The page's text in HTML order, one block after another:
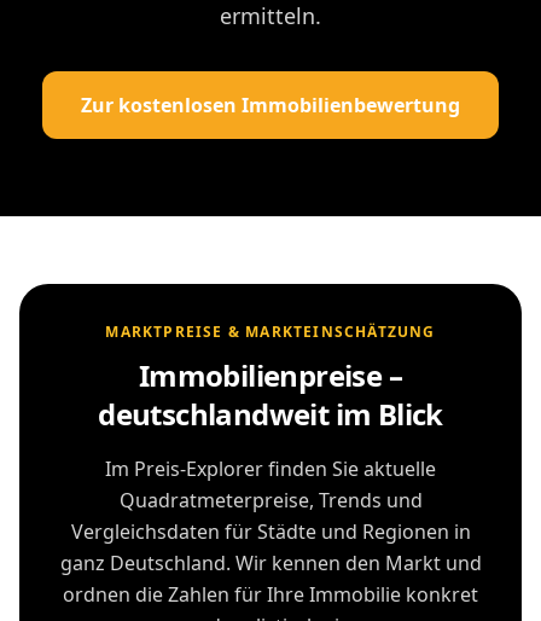
ermitteln.
Zur kostenlosen Immobilienbewertung
MARKTPREISE & MARKTEINSCHÄTZUNG
Immobilienpreise –
deutschlandweit im Blick
Im Preis-Explorer finden Sie aktuelle
Quadratmeterpreise, Trends und
Vergleichsdaten für Städte und Regionen in
ganz Deutschland. Wir kennen den Markt und
ordnen die Zahlen für Ihre Immobilie konkret